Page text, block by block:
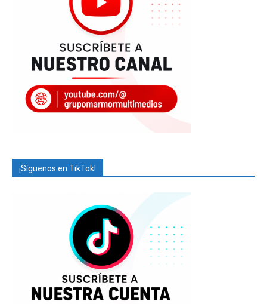
¡Síguenos en TikTok!